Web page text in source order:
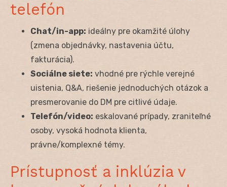
telefón
Chat/in-app: ideálny pre okamžité úlohy
(zmena objednávky, nastavenia účtu,
fakturácia).
Sociálne siete: vhodné pre rýchle verejné
uistenia, Q&A, riešenie jednoduchých otázok a
presmerovanie do DM pre citlivé údaje.
Telefón/video: eskalované prípady, zraniteľné
osoby, vysoká hodnota klienta,
právne/komplexné témy.
Prístupnosť a inklúzia v